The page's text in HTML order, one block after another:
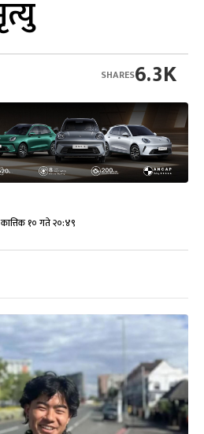
6.3K
SHARES
१० गते २०:४९